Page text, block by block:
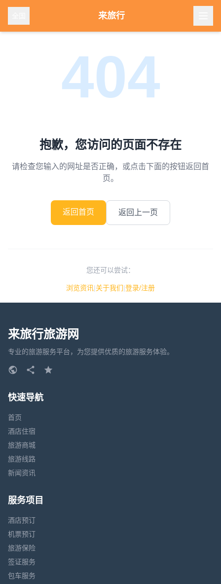
来旅行
404
抱歉，您访问的页面不存在
请检查您输入的网址是否正确，或点击下面的按钮返回首
页。
返回首页 返回上一页
您还可以尝试：
浏览资讯|关于我们|登录/注册
来旅行旅游网
专业的旅游服务平台，为您提供优质的旅游服务体验。
快速导航
首页
酒店住宿
旅游商城
旅游线路
新闻资讯
服务项目
酒店预订
机票预订
旅游保险
签证服务
包车服务